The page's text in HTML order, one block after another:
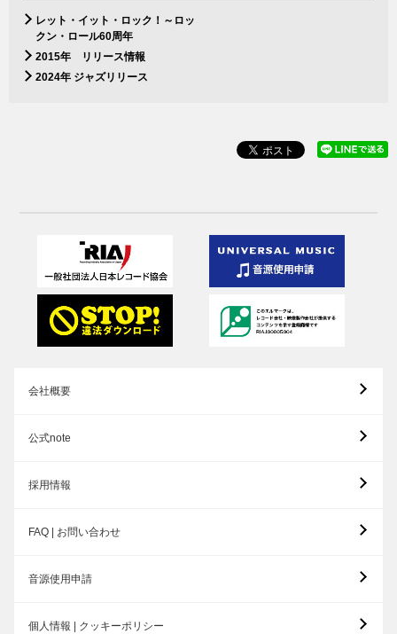
レット・イット・ロック！～ロッ
クン・ロール60周年
2015年 リリース情報
2024年 ジャズリリース
会社概要
公式note
採用情報
FAQ | お問い合わせ
音源使用申請
個人情報 | クッキーポリシー